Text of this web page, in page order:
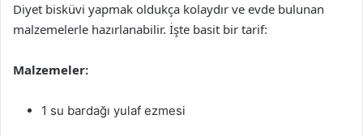
Diyet bisküvi yapmak oldukça kolaydır ve evde bulunan
malzemelerle hazırlanabilir. İşte basit bir tarif:
Malzemeler:
1 su bardağı yulaf ezmesi